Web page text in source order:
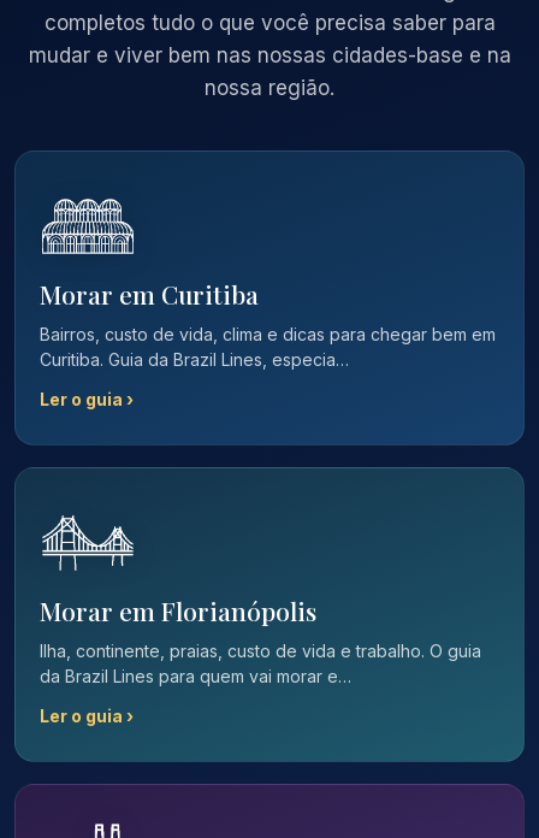
completos tudo o que você precisa saber para
mudar e viver bem nas nossas cidades-base e na
nossa região.
Morar em Curitiba
Bairros, custo de vida, clima e dicas para chegar bem em
Curitiba. Guia da Brazil Lines, especia…
Ler o guia ›
Morar em Florianópolis
Ilha, continente, praias, custo de vida e trabalho. O guia
da Brazil Lines para quem vai morar e…
Ler o guia ›